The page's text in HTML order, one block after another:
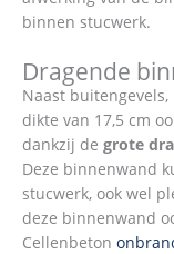
binnen stucwerk.
Dragende
Naast
dikte van 17,5 cm
dankzij de grote
Deze binnenwand
stucwerk, ook wel
deze binnenwand
Cellenbeton